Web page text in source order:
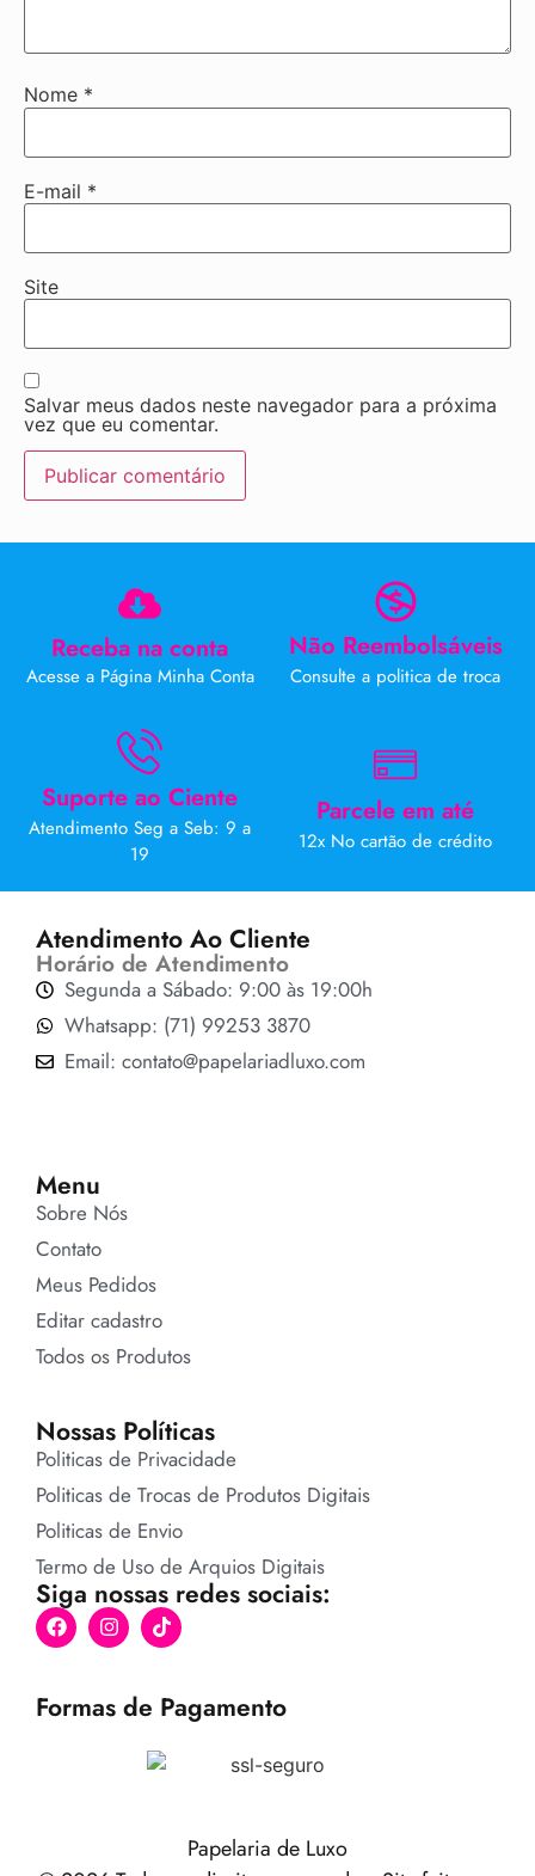
Nome *
E-mail *
Site
Salvar meus dados neste navegador para a próxima
vez que eu comentar.
Receba na conta
Acesse a Página Minha Conta
Não Reembolsáveis
Consulte a politica de troca
Suporte ao Ciente
Atendimento Seg a Seb: 9 a
19
Parcele em até
12x No cartão de crédito
Atendimento Ao Cliente
Horário de Atendimento
Segunda a Sábado: 9:00 às 19:00h
Whatsapp: (71) 99253 3870
Email: contato@papelariadluxo.com
Menu
Sobre Nós
Contato
Meus Pedidos
Editar cadastro
Todos os Produtos
Nossas Políticas
Politicas de Privacidade
Politicas de Trocas de Produtos Digitais
Politicas de Envio
Termo de Uso de Arquios Digitais
Siga nossas redes sociais:
Formas de Pagamento
Papelaria de Luxo